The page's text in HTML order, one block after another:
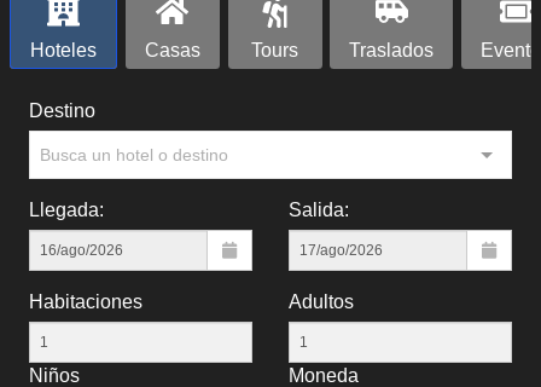
Hoteles Casas Tours Traslados
Destino
Busca un hotel o destino
Llegada: Salida:
Habitaciones Adultos
Niños Moneda